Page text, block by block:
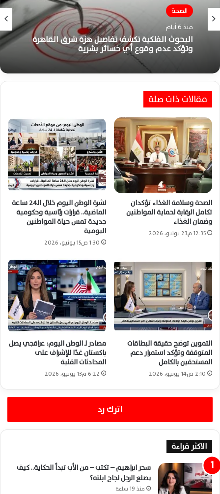
الصحة
منذ 6 أيام
البحوث الفلكية تكشف تفاصيل هزة شرق القاهرة
وتؤكد عدم وقوع أي خسائر بشرية
الصحة
منذ 6 أيام
بعد زلزال الفجر.. الصحة تُصدر إرشادات عاجلة
لحماية المواطنين والاستعداد لأي طوارئ صحية
مقالات ذات صلة
الصحة وسلامة الغذاء تؤكدان
تكامل الرقابة لحماية المواطنين
وضمان الغذاء
12:35 م23 يونيو، 2026
نشرة الوطن اليوم خلال الـ24 ساعة
الماضية.. قرارات رئاسية وحكومية
جديدة تمس حياة المواطنين
اليومية
1:30 ص15 يونيو، 2026
التموين توضح حقيقة البطاقات
المتوقفة وتؤكد استمرار دعم
المستحقين بالكامل
2:10 ص14 يونيو، 2026
مصادر لـ الوطن اليوم: عراقجي يصل
باكستان غدًا للإشراف على
المحادثات الفنية
6:22 م13 يونيو، 2026
اترك رد
الاكثر قراءة
سحر ابراهيم – تكتب – من الأب تبدأ الحكاية.. كيف
يصنع الرجل نجاح ابنته؟
منذ 19 ساعة